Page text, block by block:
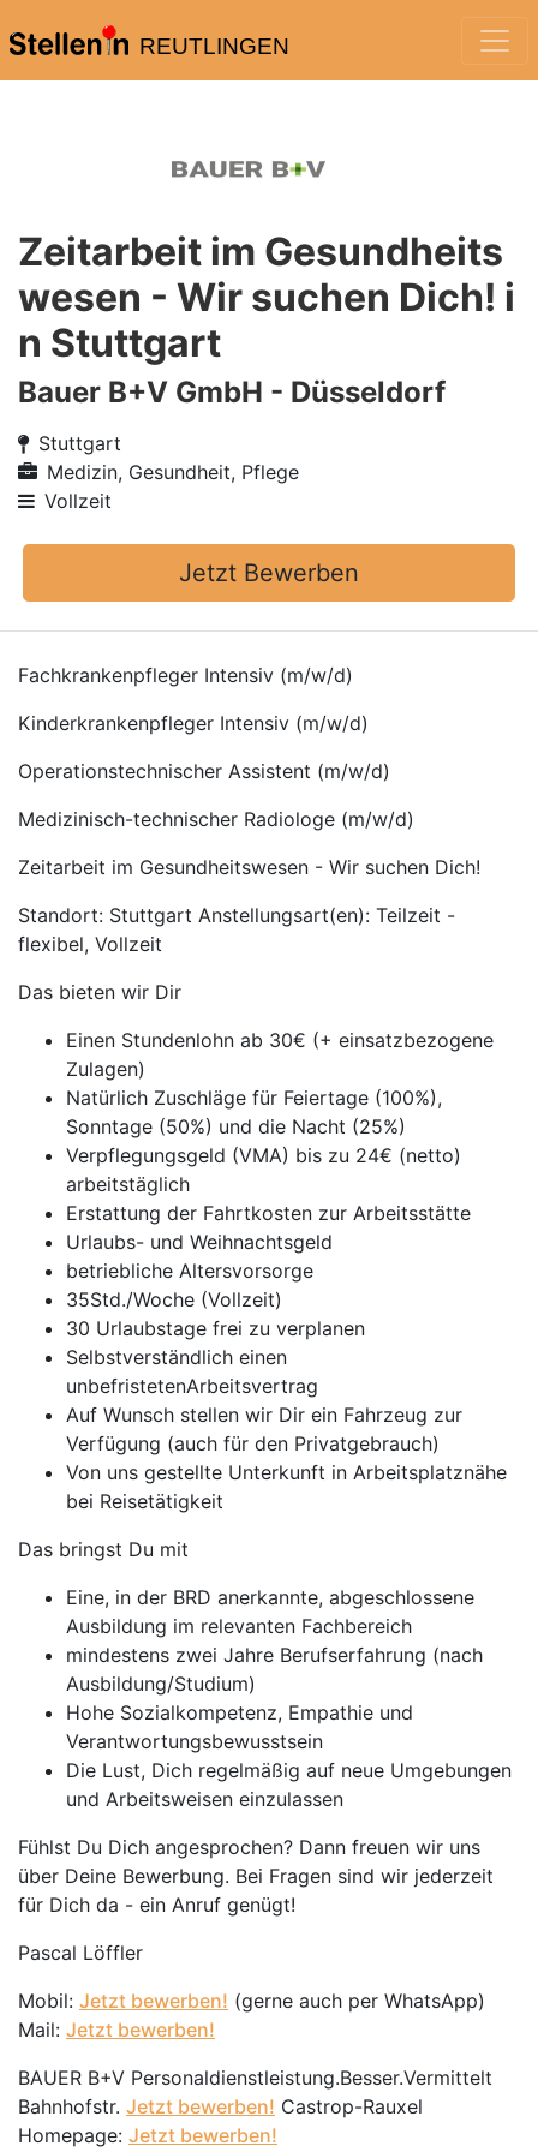
REUTLINGEN
Zeitarbeit im Gesundheits
wesen - Wir suchen Dich! i
n Stuttgart
Bauer B+V GmbH - Düsseldorf
Stuttgart
Medizin, Gesundheit, Pflege
Vollzeit
Jetzt Bewerben
Fachkrankenpfleger Intensiv (m/w/d)
Kinderkrankenpfleger Intensiv (m/w/d)
Operationstechnischer Assistent (m/w/d)
Medizinisch-technischer Radiologe (m/w/d)
Zeitarbeit im Gesundheitswesen - Wir suchen Dich!
Standort: Stuttgart Anstellungsart(en): Teilzeit -
flexibel, Vollzeit
Das bieten wir Dir
Einen Stundenlohn ab 30€ (+ einsatzbezogene
Zulagen)
Natürlich Zuschläge für Feiertage (100%),
Sonntage (50%) und die Nacht (25%)
Verpflegungsgeld (VMA) bis zu 24€ (netto)
arbeitstäglich
Erstattung der Fahrtkosten zur Arbeitsstätte
Urlaubs- und Weihnachtsgeld
betriebliche Altersvorsorge
35Std./Woche (Vollzeit)
30 Urlaubstage frei zu verplanen
Selbstverständlich einen
unbefristetenArbeitsvertrag
Auf Wunsch stellen wir Dir ein Fahrzeug zur
Verfügung (auch für den Privatgebrauch)
Von uns gestellte Unterkunft in Arbeitsplatznähe
bei Reisetätigkeit
Das bringst Du mit
Eine, in der BRD anerkannte, abgeschlossene
Ausbildung im relevanten Fachbereich
mindestens zwei Jahre Berufserfahrung (nach
Ausbildung/Studium)
Hohe Sozialkompetenz, Empathie und
Verantwortungsbewusstsein
Die Lust, Dich regelmäßig auf neue Umgebungen
und Arbeitsweisen einzulassen
Fühlst Du Dich angesprochen? Dann freuen wir uns
über Deine Bewerbung. Bei Fragen sind wir jederzeit
für Dich da - ein Anruf genügt!
Pascal Löffler
Mobil: Jetzt bewerben! (gerne auch per WhatsApp)
Mail: Jetzt bewerben!
BAUER B+V Personaldienstleistung.Besser.Vermittelt
Bahnhofstr. Jetzt bewerben! Castrop-Rauxel
Homepage: Jetzt bewerben!